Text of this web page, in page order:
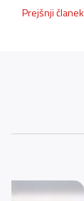
Prejšnji članek